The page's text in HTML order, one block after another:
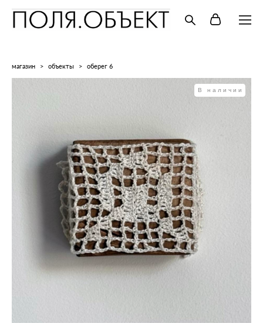
магазин > объекты > оберег 6
В наличии